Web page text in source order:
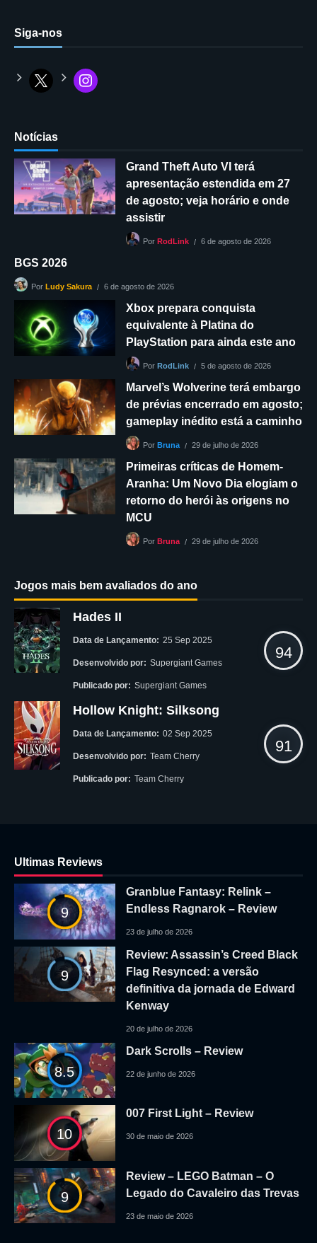
Siga-nos
Notícias
Grand Theft Auto VI terá
apresentação estendida em 27
de agosto; veja horário e onde
assistir
Por RodLink 6 de agosto de 2026
BGS 2026
Por Ludy Sakura 6 de agosto de 2026
Xbox prepara conquista
equivalente à Platina do
PlayStation para ainda este ano
Por RodLink 5 de agosto de 2026
Marvel’s Wolverine terá embargo
de prévias encerrado em agosto;
gameplay inédito está a caminho
Por Bruna 29 de julho de 2026
Primeiras críticas de Homem-
Aranha: Um Novo Dia elogiam o
retorno do herói às origens no
MCU
Por Bruna 29 de julho de 2026
Jogos mais bem avaliados do ano
Hades II
Data de Lançamento: 25 Sep 2025
Desenvolvido por: Supergiant Games
Publicado por: Supergiant Games
94
Hollow Knight: Silksong
Data de Lançamento: 02 Sep 2025
Desenvolvido por: Team Cherry
Publicado por: Team Cherry
91
Ultimas Reviews
9
Granblue Fantasy: Relink –
Endless Ragnarok – Review
23 de julho de 2026
9
Review: Assassin’s Creed Black
Flag Resynced: a versão
definitiva da jornada de Edward
Kenway
20 de julho de 2026
8.5
Dark Scrolls – Review
22 de junho de 2026
10
007 First Light – Review
30 de maio de 2026
9
Review – LEGO Batman – O
Legado do Cavaleiro das Trevas
23 de maio de 2026